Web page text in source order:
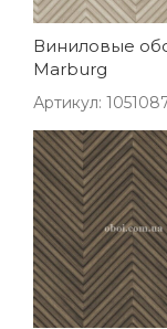
Виниловые
Marburg
Артикул: